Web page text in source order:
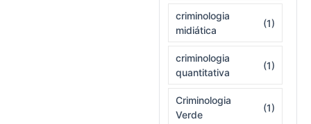
criminologia
midiática
(1)
criminologia
quantitativa
(1)
Criminologia
Verde
(1)